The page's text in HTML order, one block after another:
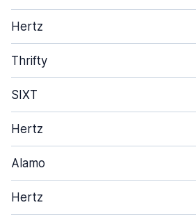
Hertz
Thrifty
SIXT
Hertz
Alamo
Hertz